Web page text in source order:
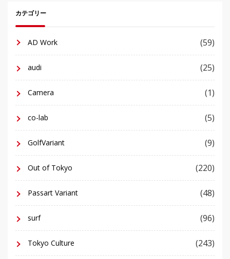
カテゴリー
AD Work (59)
audi (25)
Camera (1)
co-lab (5)
GolfVariant (9)
Out of Tokyo (220)
Passart Variant (48)
surf (96)
Tokyo Culture (243)